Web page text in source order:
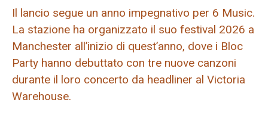
Il lancio segue un anno impegnativo per 6 Music.
La stazione ha organizzato il suo festival 2026 a
Manchester all’inizio di quest’anno, dove i Bloc
Party hanno debuttato con tre nuove canzoni
durante il loro concerto da headliner al Victoria
Warehouse.